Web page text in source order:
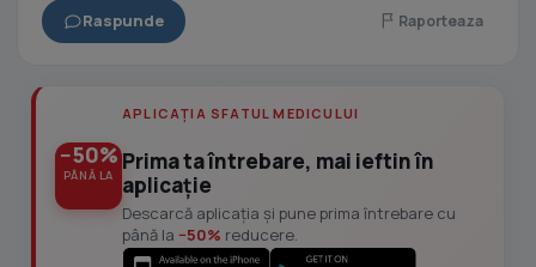
Raspunde Raporteaza
−50%
PÂNĂ LA
APLICAȚIA SFATUL MEDICULUI
Prima ta întrebare, mai ieftin în
aplicație
Descarcă aplicația și pune prima întrebare cu
până la −50% reducere.